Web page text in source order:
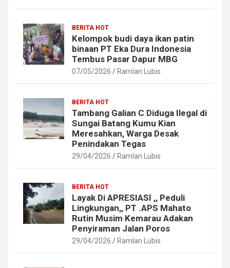
BERITA HOT
Kelompok budi daya ikan patin
binaan PT Eka Dura Indonesia
Tembus Pasar Dapur MBG
07/05/2026 Ramlan Lubis
BERITA HOT
Tambang Galian C Diduga Ilegal di
Sungai Batang Kumu Kian
Meresahkan, Warga Desak
Penindakan Tegas
29/04/2026 Ramlan Lubis
BERITA HOT
Layak Di APRESIASI ,, Peduli
Lingkungan,, PT .APS Mahato
Rutin Musim Kemarau Adakan
Penyiraman Jalan Poros
29/04/2026 Ramlan Lubis